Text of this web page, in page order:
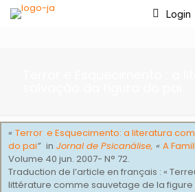
Login
« Terror e Esquecimento: a literatura
do pai” in Jornal de Psicanálise, « A
Volume 40 jun. 2007- N° 72.
Traduction de l’article en français : «
littérature comme sauvetage de la figure